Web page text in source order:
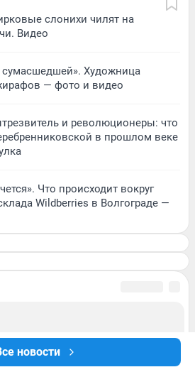
новости
слонихи чилят на
Видео
сумасшедшей». Художница
— фото и видео
и революционеры: что
в прошлом веке
Что происходит вокруг
Wildberries в Волгограде —